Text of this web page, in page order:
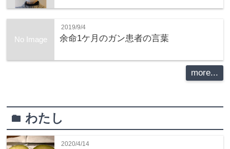
No Image
2019/9/4
余命1ケ月のガン患者の言葉
more...
folderわたし
2020/4/14